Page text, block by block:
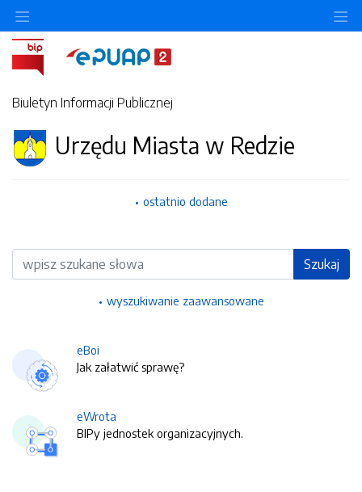
Biuletyn Informacji Publicznej
Urzędu Miasta w Redzie
ostatnio dodane
Wyszukiwarka Szukaj
wyszukiwanie zaawansowane
eBoi
Jak załatwić sprawę?
eWrota
BIPy jednostek organizacyjnych.